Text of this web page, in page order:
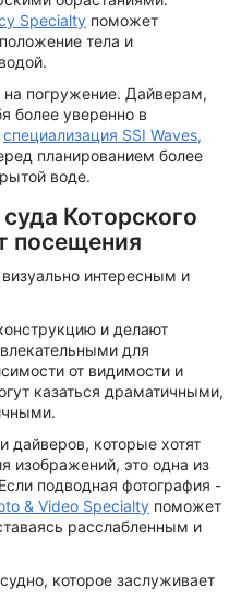
Specialty поможет
тела и
на погружение. Дайверам,
более уверенно в
специализация SSI Waves,
планированием более
воде.
Которского
посещения
интересным и
и делают
для
от видимости и
казаться драматичными,
дайверов, которые хотят
изображений, это одна из
подводная фотография -
& Video Specialty поможет
расслабленным и
которое заслуживает